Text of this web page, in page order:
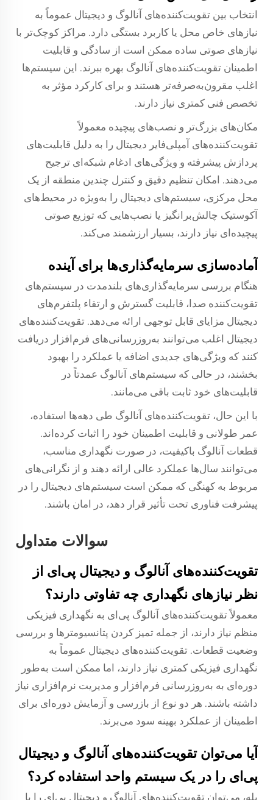
انتخاب بین تقویت‌کننده‌های آنالوگ و دیجیتال عموماً به
نیازهای خاص محل یا کاربرد بستگی دارد. مراکز کوچک‌تر با
نیازهای صوتی ساده ممکن است از سادگی و قابلیت
اطمینان تقویت‌کننده‌های آنالوگ بهره ببرند. این سیستم‌ها
اغلب مقرون‌به‌صرفه‌تر هستند و برای کارکرد مؤثر به
تخصص فنی کمتری نیاز دارند.
مکان‌های بزرگ‌تر و نصب‌های پیچیده معمولاً
تقویت‌کننده‌های آمپلی‌فایر دیجیتال را به دلیل قابلیت‌های
پردازش پیشرفته و ویژگی‌های ادغام شبکه‌ای ترجیح
می‌دهند. امکان تنظیم دقیق و کنترل چندین منطقه از یک
محل مرکزی، سیستم‌های دیجیتال را به‌ویژه در محیط‌های
آکوستیک چالش‌برانگیز یا نصب‌هایی که توزیع صوتی
پیچیده‌ای نیاز دارند، بسیار ارزشمند می‌کند.
آماده‌سازی سرمایه‌گذاری‌ها برای آینده
هنگام بررسی سرمایه‌گذاری‌های بلندمدت در سیستم‌های
تقویت‌کننده صدا، قابلیت گسترش و ارتقاء پلتفرم‌های
دیجیتال مزایای قابل توجهی ارائه می‌دهد. تقویت‌کننده‌های
دیجیتال اغلب می‌توانند به‌روزرسانی‌های فرم‌افزار دریافت
کنند که ویژگی‌های جدیدی اضافه یا عملکرد را بهبود
بخشند، در حالی که سیستم‌های آنالوگ عمدتاً در
قابلیت‌های خود ثابت باقی می‌مانند.
با این حال، تقویت‌کننده‌های آنالوگ طی دهه‌ها استفاده،
عمر طولانی و قابلیت اطمینان خود را اثبات کرده‌اند.
قطعات آنالوگ باکیفیت، در صورت نگهداری مناسب،
می‌توانند سال‌ها عملکرد عالی ارائه دهند و از نگرانی‌های
مربوط به کهنگی که ممکن است سیستم‌های دیجیتال را در
پیشرفت فناوری تحت تأثیر قرار دهد، در امان باشند.
سوالات متداول
تقویت‌کننده‌های آنالوگ و دیجیتال پی‌ای از
نظر نیازهای نگهداری چه تفاوتی دارند؟
معمولاً تقویت‌کننده‌های آنالوگ پی‌ای به نگهداری فیزیکی
منظم نیاز دارند، از جمله تمیز کردن پتانسیومترها و بررسی
وضعیت قطعات. تقویت‌کننده‌های دیجیتال عموماً به
نگهداری فیزیکی کمتری نیاز دارند، اما ممکن است به‌طور
دوره‌ای به به‌روزرسانی فرم‌افزار و مدیریت نرم‌افزاری نیاز
داشته باشند. هر دو نوع از بازرسی و آزمایش دوره‌ای برای
اطمینان از عملکرد بهینه سود می‌برند.
آیا می‌توان تقویت‌کننده‌های آنالوگ و دیجیتال
پی‌ای را در یک سیستم واحد استفاده کرد؟
بله، می‌توان تقویت‌کننده‌های آنالوگ و دیجیتال پی‌ای را با